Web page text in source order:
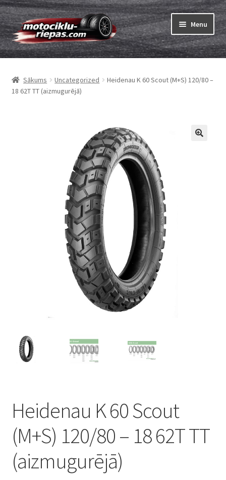
Skip
to
navigation
Skip
to
content
Menu
Riepas
Expand
menu
Kameras
Expand
Expand
Sākums Uncategorized
Heidenau K 60 Scout (M+S) 120/80 –
18 62T TT (aizmugurējā)
Heidenau K 60 Scout
(M+S) 120/80 – 18 62T TT
(aizmugurējā)